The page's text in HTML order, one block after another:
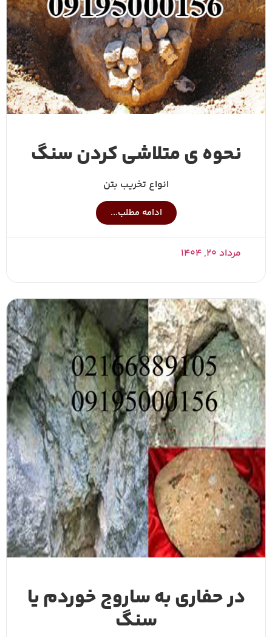
نحوه ی متلاشی کردن سنگ
انواع تخریب بتن
ادامه مطلب...
مرداد ۲۰, ۱۴۰۴
در حفاری به ساروج خوردم یا
سنگ